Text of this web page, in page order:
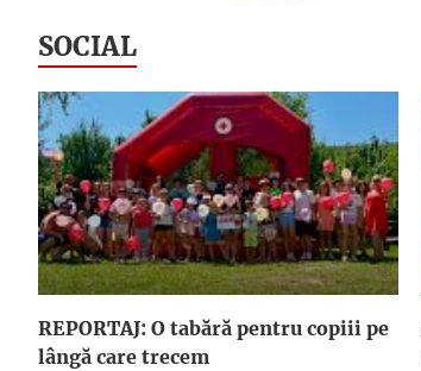
SOCIAL
REPORTAJ: O tabără pentru copiii pe
lângă care trecem